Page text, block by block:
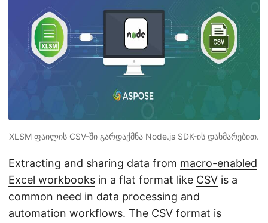
XLSM ფაილის CSV-ში გარდაქმნა Node.js SDK-ის დახმარებით.
Extracting and sharing data from macro-enabled
Excel workbooks in a flat format like CSV is a
common need in data processing and
automation workflows. The CSV format is